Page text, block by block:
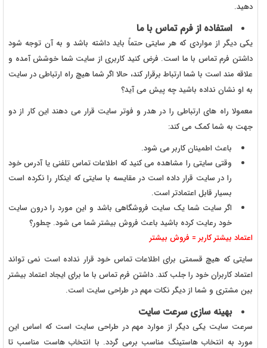
دهید.
استفاده از فرم تماس با ما
یکی دیگر از مواردی که هر سایتی حتماً باید داشته باشد و به آن توجه شود
داشتن فرم تماس با ما است. فرض کنید کاربری از سایت شما خوشش آمده و
علاقه مند است با شما ارتباط برقرار کند، حالا اگر شما هیچ راه ارتباطی در سایت
به او نشان نداده باشید چه پیش می آید؟
معمولا راه های ارتباطی را در هدر و فوتر سایت قرار می دهند این کار از دو
جهت به شما کمک می کند:
باعث اطمینان کاربر می شود.
وقتی سایتی را مشاهده می کنید که اطلاعات تماس تلفنی یا آدرس خود
را در سایت قرار داده است در مقایسه با سایتی که اینکار را نکرده است
بسیار قابل اعتمادتر است.
اگر سایت شما یک سایت فروشگاهی باشد و این مورد را درون سایت
خود رعایت کرده باشید باعث فروش بیشتر شما می شود. چطور؟
اعتماد بیشتر کاربر = فروش بیشتر
سایتی که هیچ قسمتی برای اطلاعات تماس خود قرار نداده است نمی تواند
اعتماد کاربران خود را جلب کند. داشتن فرم تماس با ما برای ایجاد اعتماد بیشتر
بین مشتری و شما از دیگر نکات مهم در طراحی سایت است.
بهینه سازی سرعت سایت
سرعت سایت یکی دیگر از موارد مهم در طراحی سایت است که اساس این
مورد به انتخاب هاستینگ مناسب برمی گردد. با انتخاب هاست مناسب تا